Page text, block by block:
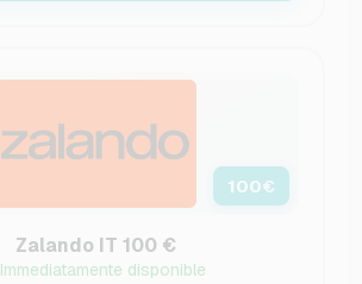
100€
Zalando IT 100 €
Immediatamente disponible